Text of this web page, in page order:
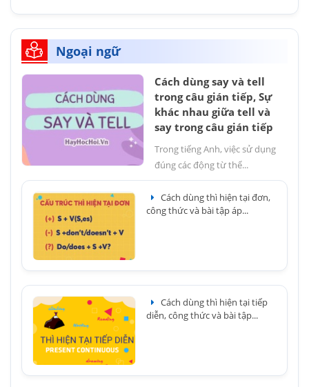
Ngoại ngữ
Cách dùng say và tell
trong câu gián tiếp, Sự
khác nhau giữa tell và
say trong câu gián tiếp
Trong tiếng Anh, việc sử dụng
đúng các động từ thể...
Cách dùng thì hiện tại đơn,
công thức và bài tập áp...
Cách dùng thì hiện tại tiếp
diễn, công thức và bài tập...